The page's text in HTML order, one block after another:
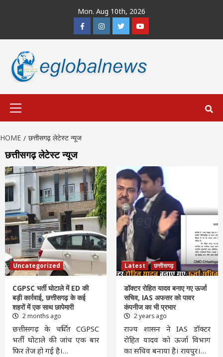
Mon. Aug 10th, 2026
FacebookInstagramTwitterYoutube
HOME छत्तीसगढ़ लेटेस्ट न्यूज
छत्तीसगढ़ लेटेस्ट न्यूज
Uncategorized
CGPSC भर्ती घोटाले में ED की
बड़ी कार्रवाई, छत्तीसगढ़ के कई
शहरों में एक साथ छापेमारी
2 months ago
छत्तीसगढ़ के चर्चित CGPSC
भर्ती घोटाले की जांच एक बार
फिर तेज हो गई है।…
Latest छत्तीसगढ़
डॉक्टर रोहित यादव बनाए गए ऊर्जा
सचिव, IAS अफसर को पावर
कंपनीज का भी प्रभार
2 years ago
राज्य शासन ने IAS डॉक्टर
रोहित यादव को ऊर्जा विभाग
का सचिव बनाया है। रायपुर।…